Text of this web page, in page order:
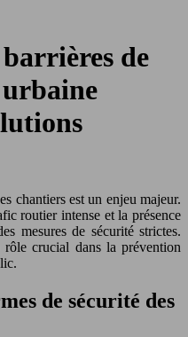
de
routier intense et la présence
mesures de sécurité strictes.
crucial dans la prévention
de sécurité des